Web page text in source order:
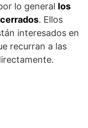
lo general los
. Ellos
interesados en
recurran a las